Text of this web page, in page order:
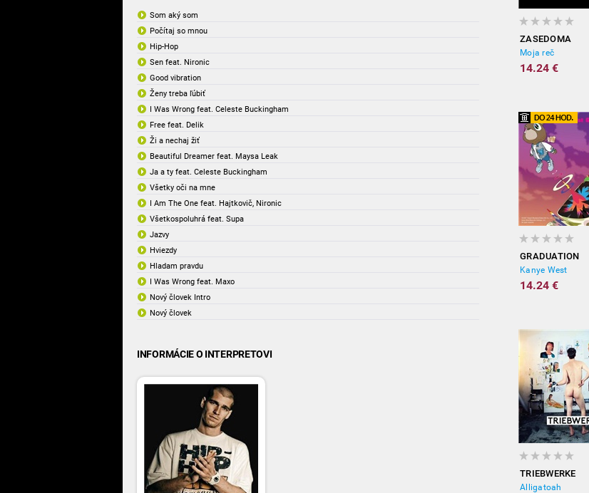
Som aký som
Počítaj so mnou
Hip-Hop
Sen feat. Nironic
Good vibration
Ženy treba ľúbiť
I Was Wrong feat. Celeste Buckingham
Free feat. Delik
Ži a nechaj žiť
Beautiful Dreamer feat. Maysa Leak
Ja a ty feat. Celeste Buckingham
Všetky oči na mne
I Am The One feat. Hajtkovič, Nironic
Všetkospoluhrá feat. Supa
Jazvy
Hviezdy
Hladam pravdu
I Was Wrong feat. Maxo
Nový človek Intro
Nový človek
INFORMÁCIE O INTERPRETOVI
ZASEDOMA
Moja reč
14.24 €
GRADUATION
Kanye West
14.24 €
TRIEBWERKE
Alligatoah